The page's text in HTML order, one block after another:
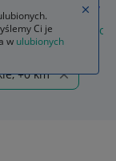
Złote numery
złote numery
+0 km
Ci je
w ulubionych